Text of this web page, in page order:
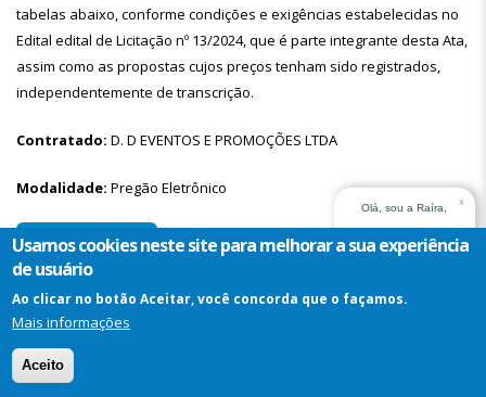
tabelas abaixo, conforme condições e exigências estabelecidas no
Edital edital de Licitação nº 13/2024, que é parte integrante desta Ata,
assim como as propostas cujos preços tenham sido registrados,
independentemente de transcrição.
Contratado: D. D EVENTOS E PROMOÇÕES LTDA
Modalidade: Pregão Eletrônico
Detalhes da Ata
Ata:18/2024
Objeto:
eventual contratação de serviços, por meio de registro de preços, de
Olá, sou a Raíra,
assistente virtual do
TRT14. Em que posso
x
Usamos cookies neste site para melhorar a sua experiência
de usuário
Ao clicar no botão Aceitar, você concorda que o façamos.
Mais informações
Aceito